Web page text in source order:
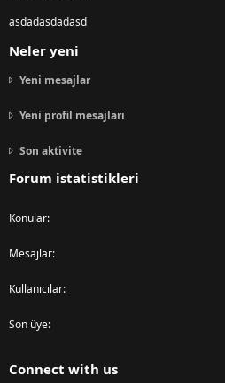
asdadasdadasd
Neler yeni
Yeni mesajlar
Yeni profil mesajları
Son aktivite
Forum istatistikleri
Konular
Mesajlar
Kullanıcılar
Son üye
Connect with us